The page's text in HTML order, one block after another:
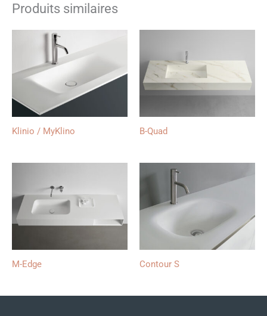
Produits similaires
Klinio / MyKlino B-Quad
M-Edge Contour S